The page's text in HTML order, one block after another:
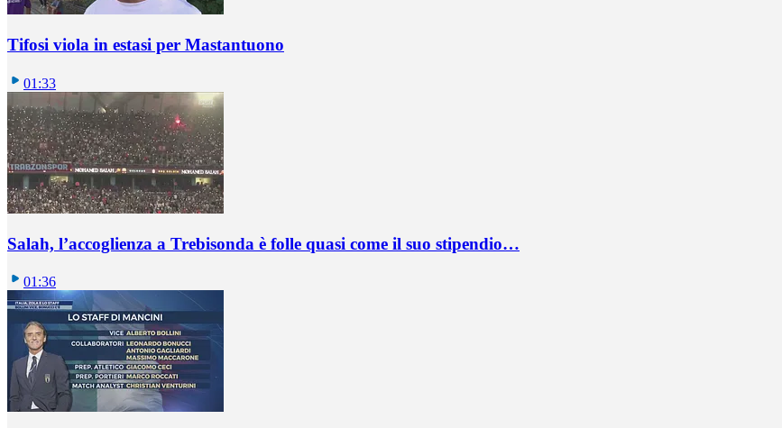
Tifosi viola in estasi per Mastantuono
01:33
Salah, l’accoglienza a Trebisonda è folle quasi come il suo stipendio…
01:36